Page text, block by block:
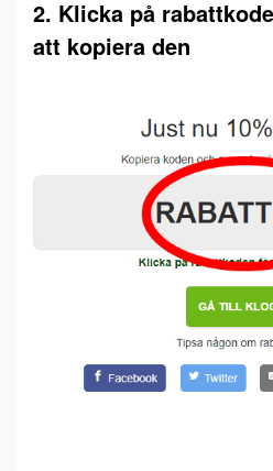
2. Klicka på
att kopiera den